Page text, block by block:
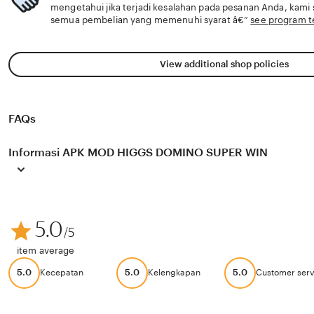
mengetahui jika terjadi kesalahan pada pesanan Anda,
semua pembelian yang memenuhi syarat â€”see program
View additional shop policies
FAQs
Informasi APK MOD HIGGS DOMINO SUPER WIN
5.0/5
item average
5.0 Kecepatan 5.0 Kelengkapan 5.0 Customer